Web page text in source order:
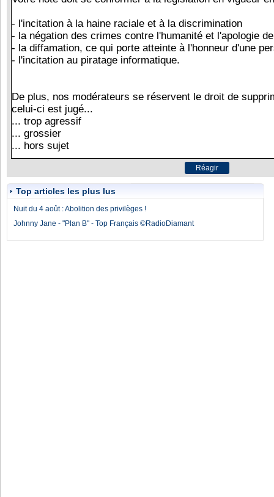
Top articles les plus lus
Nuit du 4 août : Abolition des privilèges !
Johnny Jane - "Plan B" - Top Français ©RadioDiamant